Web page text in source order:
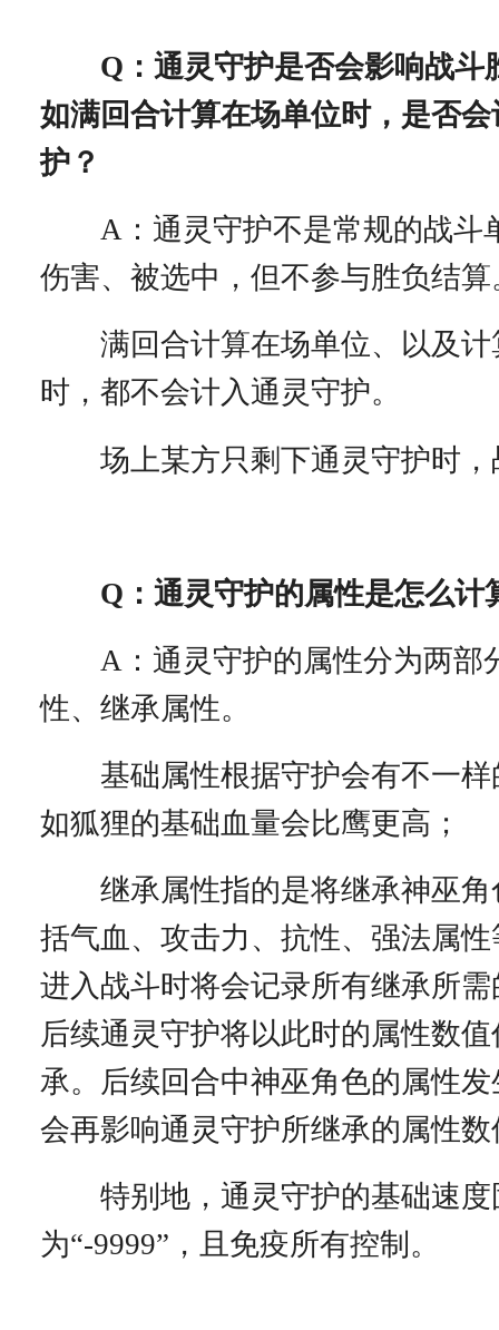
Q：通灵守护是否会影响战斗
如满回合计算在场单位时，是否
护？
A：通灵守护不是常规的战斗
伤害、被选中，但不参与胜负结算
满回合计算在场单位、以及计
时，都不会计入通灵守护。
场上某方只剩下通灵守护时，
Q：通灵守护的属性是怎么计
A：通灵守护的属性分为两部
性、继承属性。
基础属性根据守护会有不一样
如狐狸的基础血量会比鹰更高；
继承属性指的是将继承神巫角
括气血、攻击力、抗性、强法属
进入战斗时将会记录所有继承所
后续通灵守护将以此时的属性数
承。后续回合中神巫角色的属性
会再影响通灵守护所继承的属性数
特别地，通灵守护的基础速度
为“-9999”，且免疫所有控制。